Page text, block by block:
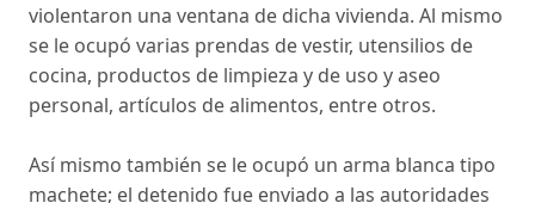
violentaron una ventana de dicha vivienda. Al mismo
se le ocupó varias prendas de vestir, utensilios de
cocina, productos de limpieza y de uso y aseo
personal, artículos de alimentos, entre otros.
Así mismo también se le ocupó un arma blanca tipo
machete; el detenido fue enviado a las autoridades